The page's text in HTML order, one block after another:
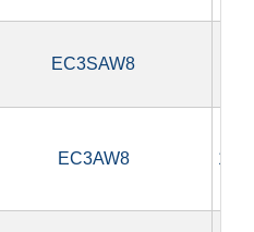
EC3SAW8
EC3AW8